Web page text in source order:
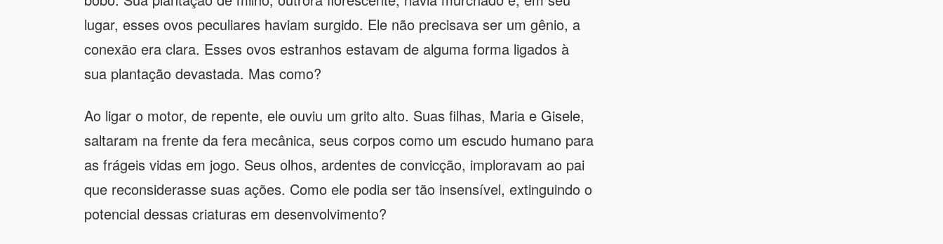
lugar, esses ovos peculiares haviam surgido. Ele não precisava ser um gênio, a
conexão era clara. Esses ovos estranhos estavam de alguma forma ligados à
sua plantação devastada. Mas como?
Ao ligar o motor, de repente, ele ouviu um grito alto. Suas filhas, Maria e Gisele,
saltaram na frente da fera mecânica, seus corpos como um escudo humano para
as frágeis vidas em jogo. Seus olhos, ardentes de convicção, imploravam ao pai
que reconsiderasse suas ações. Como ele podia ser tão insensível, extinguindo o
potencial dessas criaturas em desenvolvimento?